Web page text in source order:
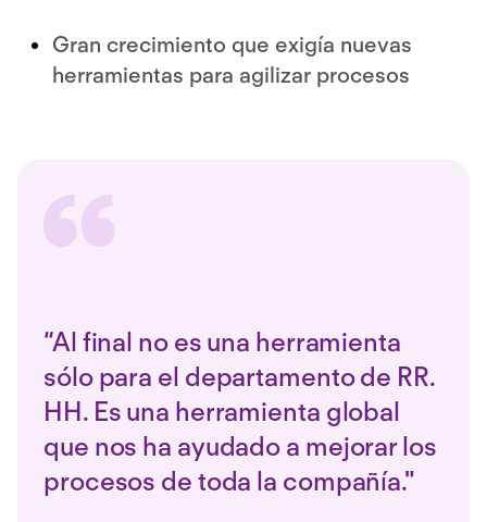
Gran crecimiento que exigía nuevas
herramientas para agilizar procesos
“Al final no es una herramienta
sólo para el departamento de RR.
HH. Es una herramienta global
que nos ha ayudado a mejorar los
procesos de toda la compañía."